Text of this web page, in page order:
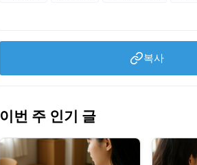
복사
이번 주 인기 글